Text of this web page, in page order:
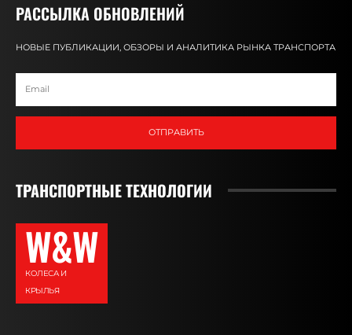
РАССЫЛКА ОБНОВЛЕНИЙ
НОВЫЕ ПУБЛИКАЦИИ, ОБЗОРЫ И АНАЛИТИКА РЫНКА ТРАНСПОРТА
ОТПРАВИТЬ
ТРАНСПОРТНЫЕ ТЕХНОЛОГИИ
W&W
КОЛЕСА И
КРЫЛЬЯ